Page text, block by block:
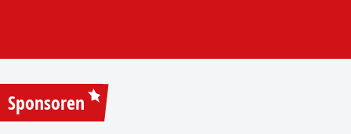
Sponsoren